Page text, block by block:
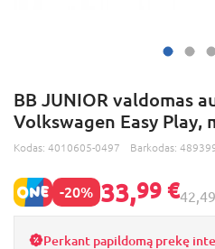
BB JUNIOR valdomas
Volkswagen Easy Play,
Kodas: 4010605-0497 Barkodas:
-20% 33,99 €
Perkant papildomą prekę